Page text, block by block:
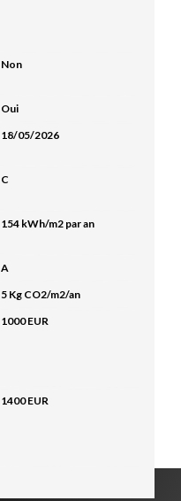
Non
Oui
18/05/2026
C
154 kWh/m2 par an
A
5 Kg CO2/m2/an
1000 EUR
1400 EUR